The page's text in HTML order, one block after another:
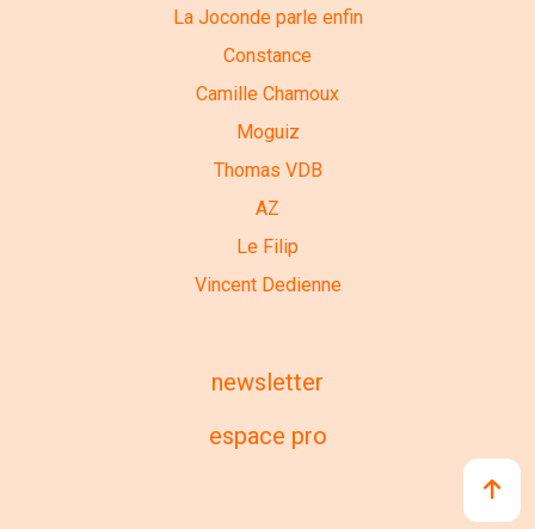
La Joconde parle enfin
Constance
Camille Chamoux
Moguiz
Thomas VDB
AZ
Le Filip
Vincent Dedienne
newsletter
espace pro